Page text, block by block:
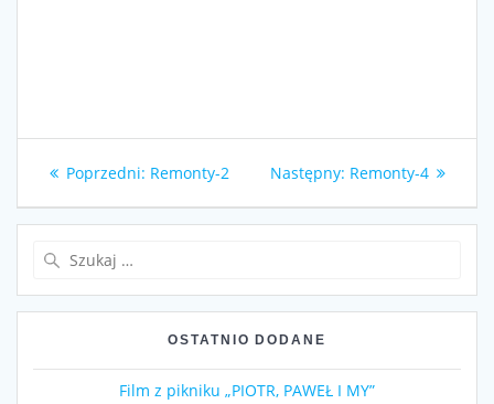
Nawigacja
wpisu
Poprzedni: Poprzedni
Remonty-2 Następny: Następny
Remonty-4
OSTATNIO DODANE
Film z pikniku „PIOTR, PAWEŁ I MY”